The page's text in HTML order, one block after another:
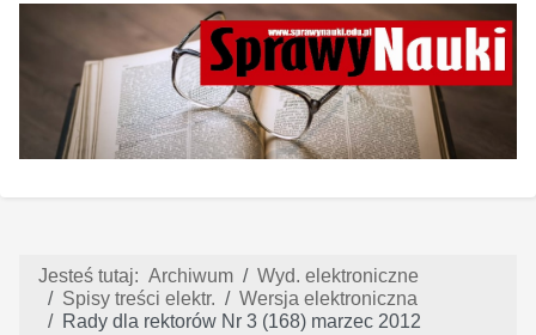
Jesteś tutaj: Archiwum
Wyd. elektroniczne
Spisy treści elektr.
Wersja elektroniczna
Rady dla rektorów Nr 3 (168) marzec 2012